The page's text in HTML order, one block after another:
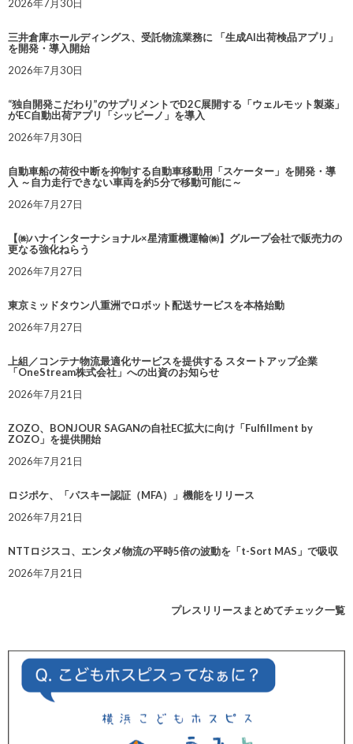
2026年7月30日
三井倉庫ホールディングス、受託物流業務に 「生成AI出荷検品アプリ」
を開発・導入開始
2026年7月30日
“独自開発こだわり”のサプリメントでD2C展開する「ウェルモット製薬」
がEC自動出荷アプリ「シッピーノ」を導入
2026年7月30日
自動車船の荷役中断を抑制する自動車移動用「スケーター」を開発・導
入 ～自力走行できない車両を約5分で移動可能に～
2026年7月27日
【㈱ハナインターナショナル×星清重機運輸㈱】グループ会社で販売力の
更なる強化ねらう
2026年7月27日
東京ミッドタウン八重洲でロボット配送サービスを本格始動
2026年7月27日
上組／コンテナ物流最適化サービスを提供する スタートアップ企業
「OneStream株式会社」への出資のお知らせ
2026年7月21日
ZOZO、BONJOUR SAGANの自社EC拡大に向け「Fulfillment by
ZOZO」を提供開始
2026年7月21日
ロジポケ、「パスキー認証（MFA）」機能をリリース
2026年7月21日
NTTロジスコ、エンタメ物流の平時5倍の波動を「t-Sort MAS」で吸収
2026年7月21日
プレスリリースまとめてチェック一覧